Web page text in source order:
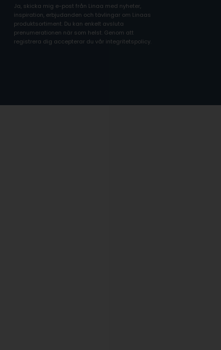
Ja, skicka mig e-post från Linaa med nyheter,
inspiration, erbjudanden och tävlingar om Linaas
produktsortiment. Du kan enkelt avsluta
prenumerationen när som helst. Genom att
registrera dig accepterar du vår integritetspolicy.